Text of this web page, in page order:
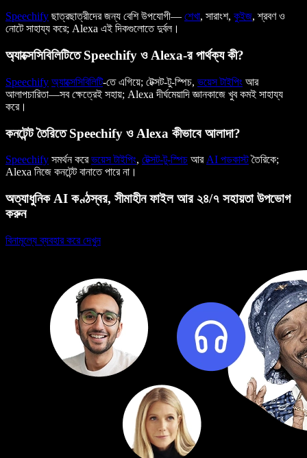
Speechify ছাত্রছাত্রীদের জন্য বেশি উপযোগী— শেখা, সারাংশ, কুইজ, শ্রবণ ও
নোটে সাহায্য করে; Alexa এই দিকগুলোতে দুর্বল।
অ্যাক্সেসিবিলিটিতে Speechify ও Alexa-র পার্থক্য কী?
Speechify অ্যাক্সেসিবিলিটি-তে এগিয়ে; টেক্সট-টু-স্পিচ, ভয়েস টাইপিং আর
আলাপচারিতা—সব ক্ষেত্রেই সহায়; Alexa দীর্ঘমেয়াদি জ্ঞানকাজে খুব কমই সাহায্য
করে।
কনটেন্ট তৈরিতে Speechify ও Alexa কীভাবে আলাদা?
Speechify সমর্থন করেভয়েস টাইপিং, টেক্সট-টু-স্পিচ আর AI পডকাস্টতৈরিকে;
Alexa নিজে কনটেন্ট বানাতে পারে না।
অত্যাধুনিক AI কণ্ঠস্বর, সীমাহীন ফাইল আর ২৪/৭ সহায়তা উপভোগ
করুন
বিনামূল্যে ব্যবহার করে দেখুন